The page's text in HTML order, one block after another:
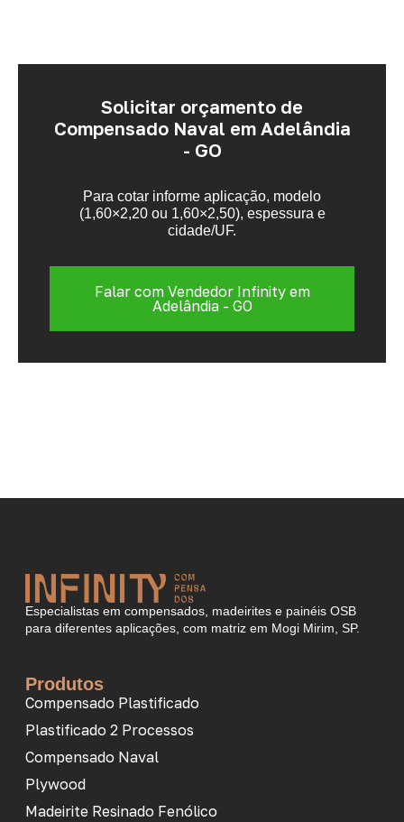
Solicitar orçamento de
Compensado Naval em Adelândia
- GO
Para cotar informe aplicação, modelo
(1,60×2,20 ou 1,60×2,50), espessura e
cidade/UF.
Falar com Vendedor Infinity em
Adelândia - GO
Especialistas em compensados, madeirites e painéis OSB
para diferentes aplicações, com matriz em Mogi Mirim, SP.
Produtos
Compensado Plastificado
Plastificado 2 Processos
Compensado Naval
Plywood
Madeirite Resinado Fenólico